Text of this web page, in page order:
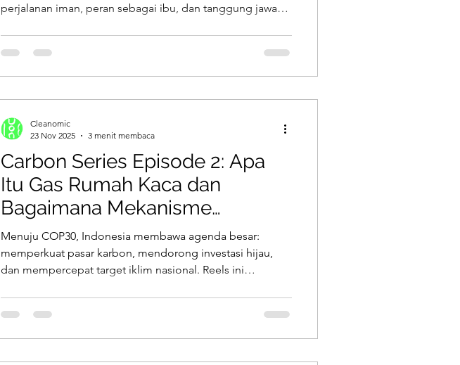
perjalanan iman, peran sebagai ibu, dan tanggung jawab
percakapan ini mengajak kita melihat sustainability bukan
sekadar isu lingkungan, tapi amanah spiritual. Bersama
Carbon Series Episode 2: Apa
Itu Gas Rumah Kaca dan
Bagaimana Mekanisme
Perdagangan Karbon?
Menuju COP30, Indonesia membawa agenda besar:
memperkuat pasar karbon, mendorong investasi hijau,
dan mempercepat target iklim nasional. Reels ini
Cleanomic
23 Nov 2025
3 menit membaca